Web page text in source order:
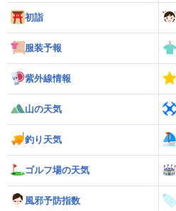
初詣
服装予報
紫外線情報
山の天気
釣り天気
ゴルフ場の天気
風邪予防指数